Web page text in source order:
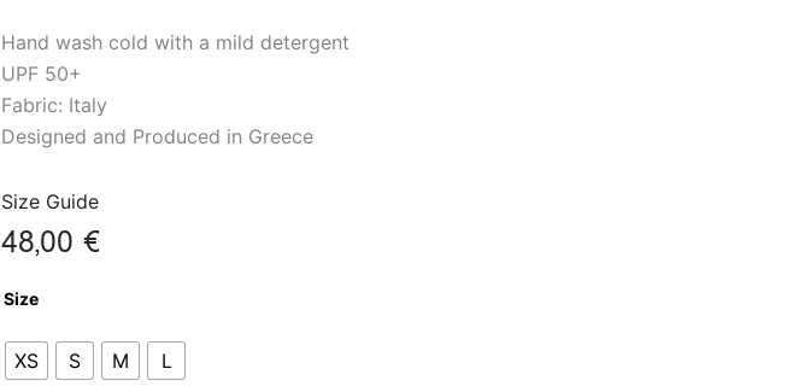
Hand wash cold with a mild detergent
UPF 50+
Fabric: Italy
Designed and Produced in Greece
Size Guide
48,00 €
Size
XS S M L
Bikini
Shoulder
ποσότητα